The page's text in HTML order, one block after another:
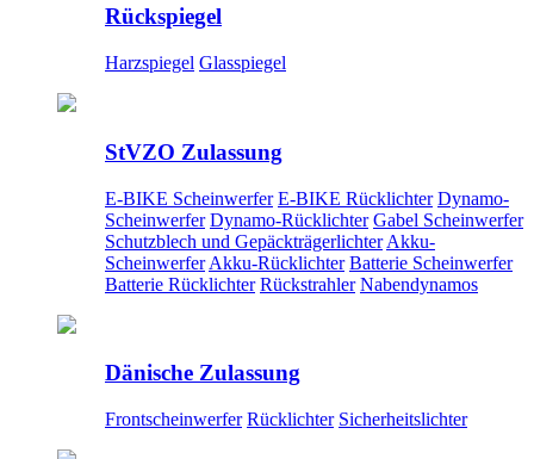
Rückspiegel
Harzspiegel Glasspiegel
StVZO Zulassung
E-BIKE Scheinwerfer E-BIKE Rücklichter Dynamo-
Scheinwerfer Dynamo-Rücklichter Gabel Scheinwerfer
Schutzblech und Gepäckträgerlichter Akku-
Scheinwerfer Akku-Rücklichter Batterie Scheinwerfer
Batterie Rücklichter Rückstrahler Nabendynamos
Dänische Zulassung
Frontscheinwerfer Rücklichter Sicherheitslichter